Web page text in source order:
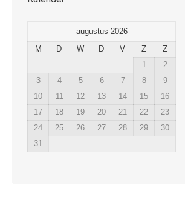
augustus 2026
M
D W D V Z
Z
1
2
3
4 5 6 7 8
9
10
11 12 13 14 15
16
17
18 19 20 21 22
23
24
25 26 27 28 29
30
31